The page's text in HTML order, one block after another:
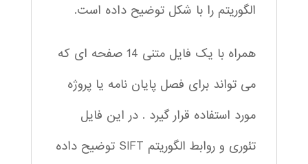
الگوریتم را با شکل توضیح داده است.
همراه با یک فایل متنی 14 صفحه ای که
می تواند برای فصل پایان نامه یا پروژه
مورد استفاده قرار گیرد . در این فایل
تئوری و روابط الگوریتم SIFT توضیح داده